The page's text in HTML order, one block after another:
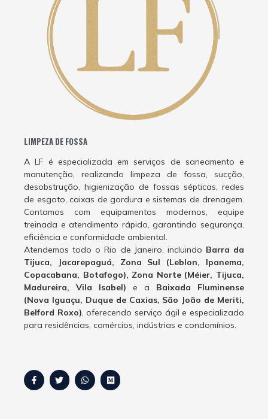
LIMPEZA DE FOSSA
A LF é especializada em serviços de saneamento e
manutenção, realizando limpeza de fossa, sucção,
desobstrução, higienização de fossas sépticas, redes
de esgoto, caixas de gordura e sistemas de drenagem.
Contamos com equipamentos modernos, equipe
treinada e atendimento rápido, garantindo segurança,
eficiência e conformidade ambiental.
Atendemos todo o Rio de Janeiro, incluindo Barra da
Tijuca, Jacarepaguá, Zona Sul (Leblon, Ipanema,
Copacabana, Botafogo), Zona Norte (Méier, Tijuca,
Madureira, Vila Isabel) e a Baixada Fluminense
(Nova Iguaçu, Duque de Caxias, São João de Meriti,
Belford Roxo), oferecendo serviço ágil e especializado
para residências, comércios, indústrias e condomínios.